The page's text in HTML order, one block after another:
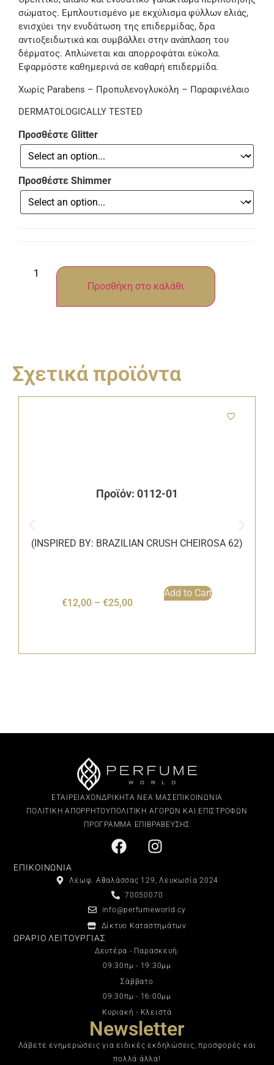
σώματος. Εμπλουτισμένο με εκχύλισμα φύλλων ελιάς,
ενισχύει την ενυδάτωση της επιδερμίδας, δρα
αντιοξειδωτικά και συμβάλλει στην ανάπλαση του
δέρματος. Απλώνεται και απορροφάται εύκολα.
Εφαρμόστε καθημερινά σε καθαρή επιδερμίδα.
Χωρίς Parabens – Προπυλενογλυκόλη – Παραφινέλαιο
DERMATOLOGICALLY TESTED
Προσθέστε Glitter
Προσθέστε Shimmer
Προσθήκη στο καλάθι
Σχετικά προϊόντα
Προϊόν: 0112-01
(INSPIRED BY: BRAZILIAN CRUSH CHEIROSA 62)
€12,00 – €25,00
Add to Cart
ΕΤΑΙΡΕΙΑΧΟΝΔΡΙΚΗΤΑ ΝΕΑ ΜΑΣ ΕΠΙΚΟΙΝΩΝΙΑ
ΠΟΛΙΤΙΚΗ ΑΠΟΡΡΗΤΟΥΠΟΛΙΤΙΚΗ ΑΓΟΡΩΝ ΚΑΙ ΕΠΙΣΤΡΟΦΩΝ
ΠΡΟΓΡΑΜΜΑ ΕΠΙΒΡΑΒΕΥΣΗΣ
ΕΠΙΚΟΙΝΩΝΙΑ
Λεωφ. Αθαλάσσας 129, Λευκωσία 2024
70050070
info@perfumeworld.cy
Δίκτυο Καταστημάτων
ΩΡΑΡΙΟ ΛΕΙΤΟΥΡΓΙΑΣ
Δευτέρα - Παρασκευή:
09:30πμ - 19:30μμ
Σάββατο
09:30πμ - 16:00μμ
Κυριακή - Κλειστά
Newsletter
Λάβετε ενημερώσεις για ειδικές εκδηλώσεις, προσφορές και
πολλά άλλα!